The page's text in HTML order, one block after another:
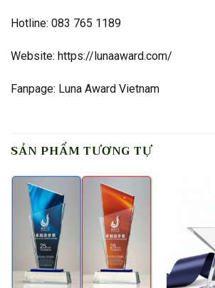
Hotline: 083 765 1189
Website: https://lunaaward.com/
Fanpage: Luna Award Vietnam
SẢN PHẨM TƯƠNG TỰ